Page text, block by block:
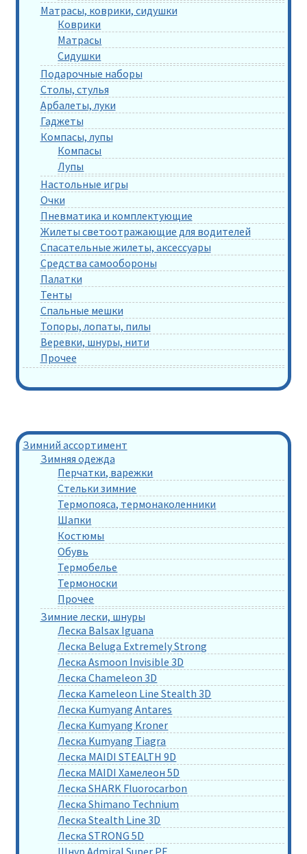
Матрасы, коврики, сидушки
Коврики
Матрасы
Сидушки
Подарочные наборы
Столы, стулья
Арбалеты, луки
Гаджеты
Компасы, лупы
Компасы
Лупы
Настольные игры
Очки
Пневматика и комплектующие
Жилеты светоотражающие для водителей
Спасательные жилеты, аксессуары
Средства самообороны
Палатки
Тенты
Спальные мешки
Топоры, лопаты, пилы
Веревки, шнуры, нити
Прочее
Зимний ассортимент
Зимняя одежда
Перчатки, варежки
Стельки зимние
Термопояса, термонаколенники
Шапки
Костюмы
Обувь
Термобелье
Термоноски
Прочее
Зимние лески, шнуры
Леска Balsax Iguana
Леска Beluga Extremely Strong
Леска Asmoon Invisible 3D
Леска Chameleon 3D
Леска Kameleon Line Stealth 3D
Леска Kumyang Antares
Леска Kumyang Kroner
Леска Kumyang Tiagra
Леска MAIDI STEALTH 9D
Леска MAIDI Хамелеон 5D
Леска SHARK Fluorocarbon
Леска Shimano Technium
Леска Stealth Line 3D
Леска STRONG 5D
Шнур Admiral Super PE